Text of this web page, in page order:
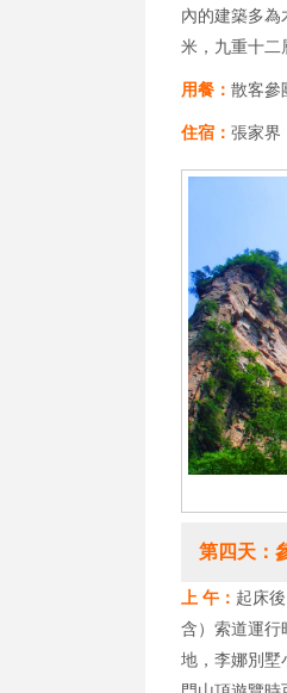
內的建築多
米，九重十二
用餐： 散客參
住宿： 張家界
第四天：
上 午： 起床
含）索道運行
地，李娜別墅